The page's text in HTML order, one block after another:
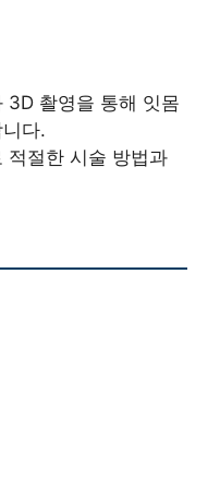
3D 촬영을 통해 잇몸
다.
적절한 시술 방법과